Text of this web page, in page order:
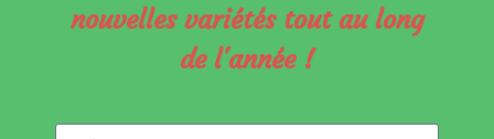
nouvelles variétés tout au long
de l'année !